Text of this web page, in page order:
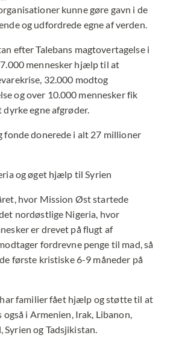
kunne gøre gavn i de
og udfordrede egne af verden.
efter Talebans magtovertagelse i
mennesker hjælp til at
32.000 modtog
og over 10.000 mennesker fik
egne afgrøder.
fonde donerede i alt 27 millioner
og øget hjælp til Syrien
hvor Mission Øst startede
nordøstlige Nigeria, hvor
er drevet på flugt af
fordrevne penge til mad, så
første kristiske 6-9 måneder på
familier fået hjælp og støtte til at
også i Armenien, Irak, Libanon,
Syrien og Tadsjikistan.